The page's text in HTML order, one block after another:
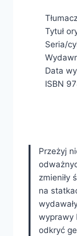
Tytuł
Seria/
Data
ISBN
Przeżyj
zmieniły
na
wyprawy
odkryć